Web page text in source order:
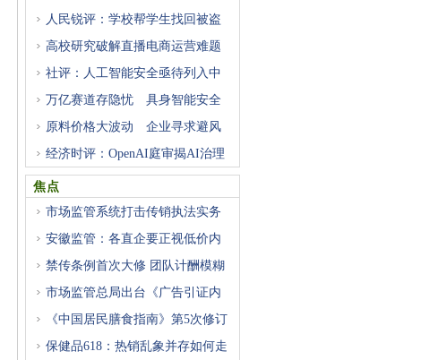
人民锐评：学校帮学生找回被盗
高校研究破解直播电商运营难题
社评：人工智能安全亟待列入中
万亿赛道存隐忧 具身智能安全
原料价格大波动 企业寻求避风
经济时评：OpenAI庭审揭AI治理
困
焦点
市场监管系统打击传销执法实务
安徽监管：各直企要正视低价内
禁传条例首次大修 团队计酬模糊
市场监管总局出台《广告引证内
《中国居民膳食指南》第5次修订
保健品618：热销乱象并存如何走